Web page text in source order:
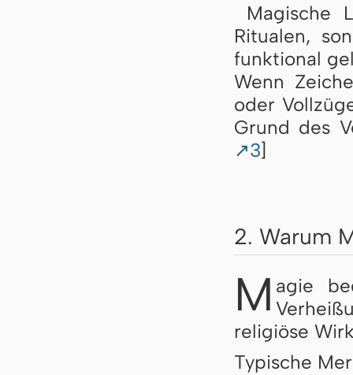
Magische
Ritualen,
funktional
Wenn
oder
Grund des
↗3]
2. Warum
M agie
religiöse
Typische